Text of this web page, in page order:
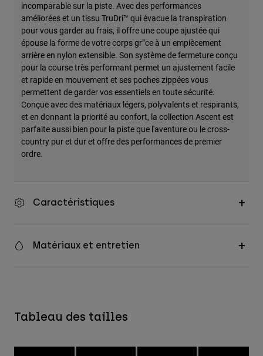
incomparable sur la piste. Avec des performances
améliorées et un tissu TruDri™ qui évacue la transpiration
pour vous garder au frais, il offre une coupe ajustée qui
épouse la forme de votre corps gr”ce à un empiècement
arrière en nylon extensible. Son système de fermeture conçu
pour la course très performant permet un ajustement facile
et rapide en mouvement et ses poches zippées vous
permettent de garder vos essentiels en toute sécurité.
Conçue avec des matériaux légers, polyvalents et respirants,
et en donnant la priorité au confort, la collection Ascent est
parfaite aussi bien pour la piste que l'aventure ou le cross-
country pur et dur et offre des performances de premier
ordre.
Caractéristiques
Matériaux et entretien
Tableau des tailles